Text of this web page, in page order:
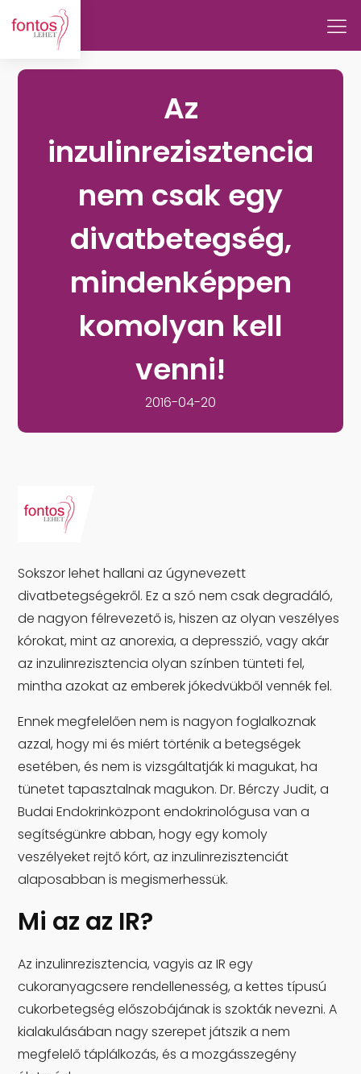
Az
inzulinrezisztencia
nem csak egy
divatbetegség,
mindenképpen
komolyan kell
venni!
2016-04-20
Sokszor lehet hallani az úgynevezett
divatbetegségekről. Ez a szó nem csak degradáló,
de nagyon félrevezető is, hiszen az olyan veszélyes
kórokat, mint az anorexia, a depresszió, vagy akár
az inzulinrezisztencia olyan színben tünteti fel,
mintha azokat az emberek jókedvükből vennék fel.
Ennek megfelelően nem is nagyon foglalkoznak
azzal, hogy mi és miért történik a betegségek
esetében, és nem is vizsgáltatják ki magukat, ha
tünetet tapasztalnak magukon. Dr. Bérczy Judit, a
Budai Endokrinközpont endokrinológusa van a
segítségünkre abban, hogy egy komoly
veszélyeket rejtő kórt, az inzulinrezisztenciát
alaposabban is megismerhessük.
Mi az az IR?
Az inzulinrezisztencia, vagyis az IR egy
cukoranyagcsere rendellenesség, a kettes típusú
cukorbetegség előszobájának is szokták nevezni. A
kialakulásában nagy szerepet játszik a nem
megfelelő táplálkozás, és a mozgásszegény